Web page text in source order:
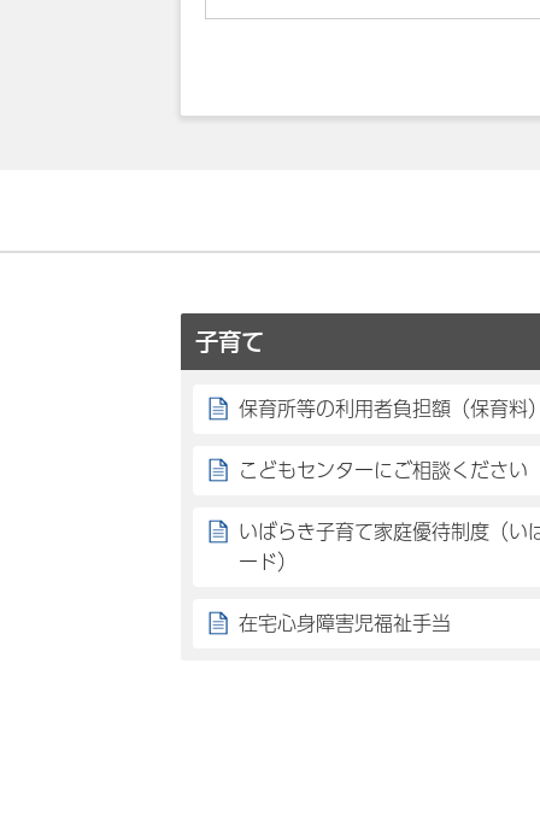
子育て
保育所等の利用者負担額（保育料
こどもセンターにご相談ください
いばらき子育て家庭優待制度（
ード）
在宅心身障害児福祉手当